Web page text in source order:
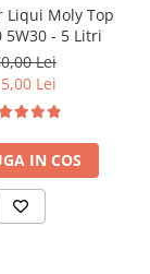
Liqui Moly Top
5W30 - 5 Litri
Lei
Lei
IN COS